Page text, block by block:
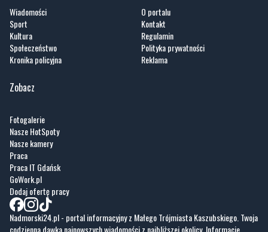
Wiadomości
Sport
Kultura
Społeczeństwo
Kronika policyjna
O portalu
Kontakt
Regulamin
Polityka prywatności
Reklama
Zobacz
Fotogalerie
Nasze HotSpoty
Nasze kamery
Praca
Praca IT Gdańsk
GoWork.pl
Dodaj ofertę pracy
Nadmorski24.pl - portal informacyjny z Małego Trójmiasta Kaszubskiego. Twoja
codzienna dawka najnowszych wiadomości z najbliższej okolicy. Informacje